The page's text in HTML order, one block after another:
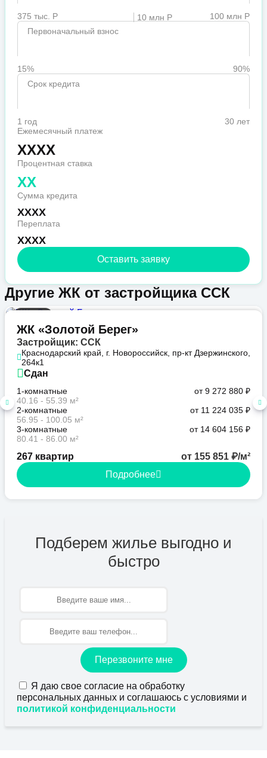
375 тыс. Р 10 млн Р
100 млн Р
Первоначальный взнос
15%
90%
Срок кредита
1 год
30 лет
Ежемесячный платеж
XXXX
Процентная ставка
XX
Сумма кредита
XXXX
Переплата
XXXX
Оставить заявку
Другие ЖК от застройщика ССК
ЖК «Золотой Берег»
Застройщик: ССК
Краснодарский край, г. Новороссийск, пр-кт Дзержинского,
264к1
Сдан
1-комнатные
40.16 - 55.39 м²
от 9 272 880 ₽
2-комнатные
56.95 - 100.05 м²
от 11 224 035 ₽
3-комнатные
80.41 - 86.00 м²
от 14 604 156 ₽
267 квартир
от 155 851 ₽/м²
Подробнее
Подберем жилье выгодно и
быстро
Перезвоните мне
Я даю свое согласие на обработку
персональных данных и соглашаюсь с условиями и
политикой конфиденциальности